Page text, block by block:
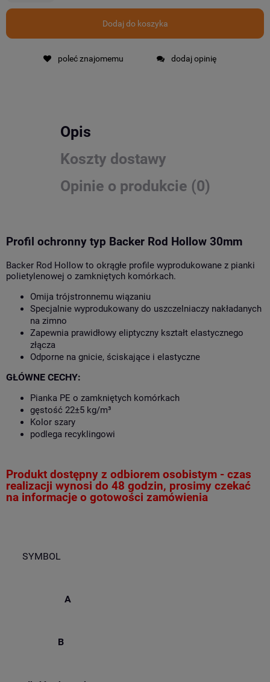
Dodaj do koszyka
poleć znajomemu dodaj opinię
Opis
Koszty dostawy
Opinie o produkcie (0)
Profil ochronny typ Backer Rod Hollow 30mm
Backer Rod Hollow to okrągłe profile wyprodukowane z pianki
polietylenowej o zamkniętych komórkach.
Omija trójstronnemu wiązaniu
Specjalnie wyprodukowany do uszczelniaczy nakładanych
na zimno
Zapewnia prawidłowy eliptyczny kształt elastycznego
złącza
Odporne na gnicie, ściskające i elastyczne
GŁÓWNE CECHY:
Pianka PE o zamkniętych komórkach
gęstość 22±5 kg/m³
Kolor szary
podlega recyklingowi
Produkt dostępny z odbiorem osobistym - czas
realizacji wynosi do 48 godzin, prosimy czekać
na informacje o gotowości zamówienia
SYMBOL
A
B